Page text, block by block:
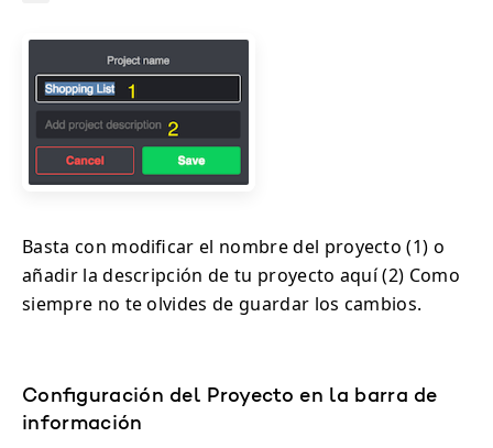
Basta con modificar el nombre del proyecto (1) o
añadir la descripción de tu proyecto aquí (2) Como
siempre no te olvides de guardar los cambios.
Configuración del Proyecto en la barra de
información